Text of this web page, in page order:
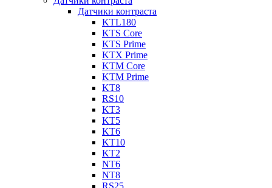
Датчики контраста
KTL180
KTS Core
KTS Prime
KTX Prime
KTM Core
KTM Prime
KT8
RS10
KT3
KT5
KT6
KT10
KT2
NT6
NT8
RS25